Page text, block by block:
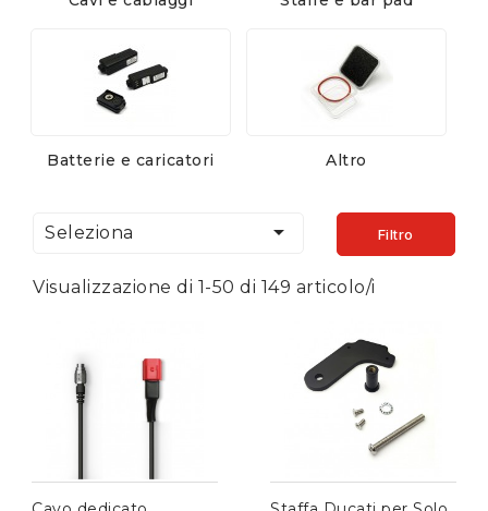
Batterie e caricatori Altro
Seleziona  Filtro
Visualizzazione di 1-50 di 149 articolo/i